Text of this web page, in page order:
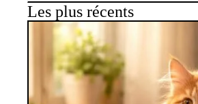
Les plus récents